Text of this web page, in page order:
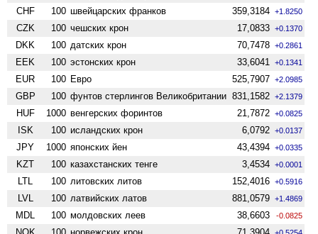
CHF 100 швейцарских франков 359,3184 +1.8250
CZK 100 чешских крон 17,0833 +0.1370
DKK 100 датских крон 70,7478 +0.2861
EEK 100 эстонских крон 33,6041 +0.1341
EUR 100 Евро 525,7907 +2.0985
GBP 100 фунтов стерлингов Велико­британии 831,1582 +2.1379
HUF 1000 венгерских форинтов 21,7872 +0.0825
ISK 100 исландских крон 6,0792 +0.0137
JPY 1000 японских йен 43,4394 +0.0335
KZT 100 казахстанских тенге 3,4534 +0.0001
LTL 100 литовских литов 152,4016 +0.5916
LVL 100 латвийских латов 881,0579 +1.4869
MDL 100 молдовских леев 38,6603 -0.0825